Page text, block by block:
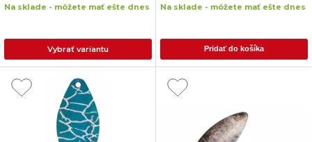
Na sklade - môžete mať ešte dnes
Vybrať variantu
Na sklade - môžete mať ešte dnes
Pridať do košíka